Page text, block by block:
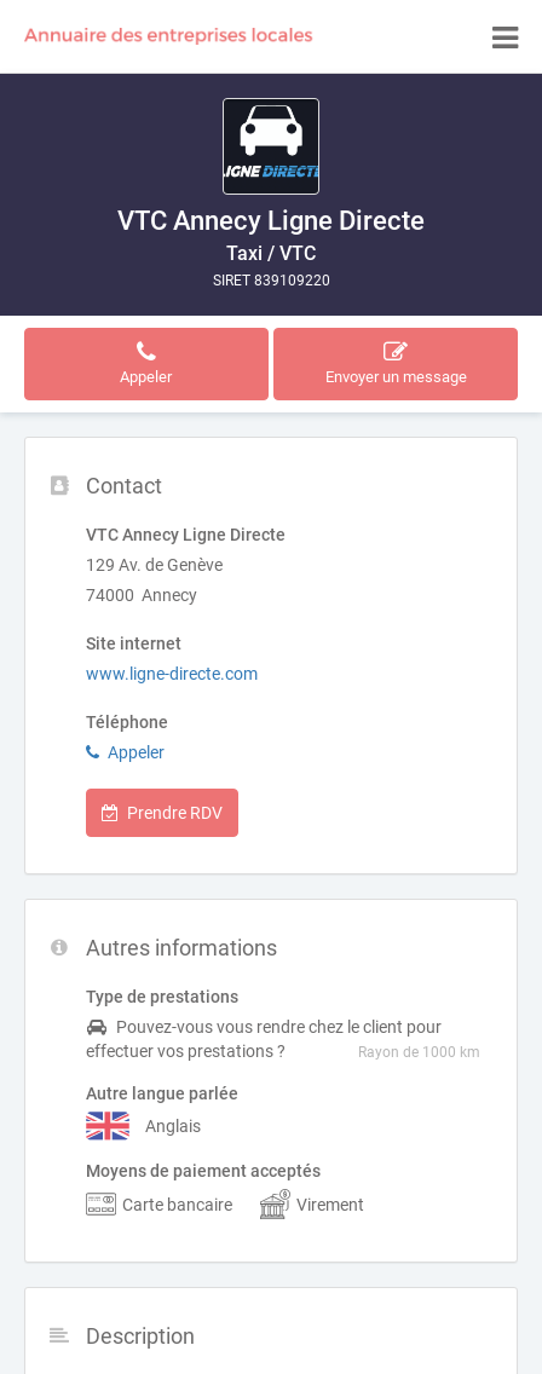
VTC Annecy Ligne Directe
Taxi / VTC
SIRET 839109220
Appeler Envoyer un message
Contact
VTC Annecy Ligne Directe
129 Av. de Genève
74000 Annecy
Site internet
www.ligne-directe.com
Téléphone
Appeler
Prendre RDV
Autres informations
Type de prestations
Pouvez-vous vous rendre chez le client pour
effectuer vos prestations ?
Rayon de 1000 km
Autre langue parlée
Anglais
Moyens de paiement acceptés
Carte bancaire
Virement
Description